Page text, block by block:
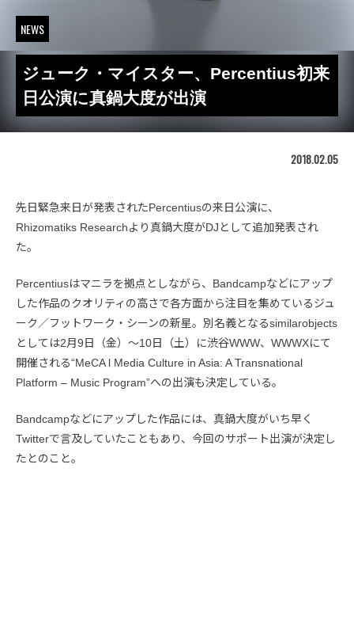
NEWS
ジューク・マイスター、Percentius初来
日公演に真鍋大度が出演
2018.02.05
先日緊急来日が発表されたPercentiusの来日公演に、
Rhizomatiks Researchより真鍋大度がDJとして追加発表され
た。
Percentiusはマニラを拠点としながら、Bandcampなどにアップ
した作品のクオリティの高さで各方面から注目を集めているジュ
ーク／フットワーク・シーンの新星。別名義となるsimilarobjects
としては2月9日（金）〜10日（土）に渋谷WWW、WWWXにて
開催される“MeCA l Media Culture in Asia: A Transnational
Platform – Music Program”への出演も決定している。
Bandcampなどにアップした作品には、真鍋大度がいち早く
Twitterで言及していたこともあり、今回のサポート出演が決定し
たとのこと。